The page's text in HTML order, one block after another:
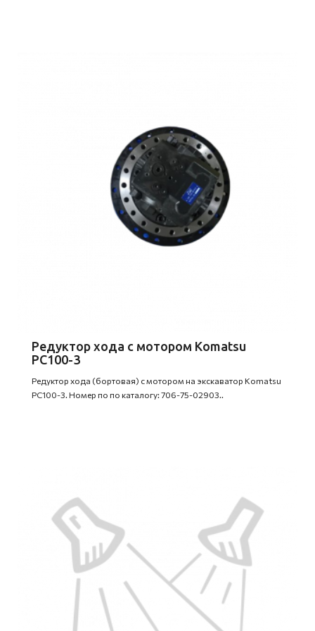
Редуктор хода c мотором Komatsu
PC100-3
Редуктор хода (бортовая) с мотором на экскаватор Komatsu
PC100-3. Номер по по каталогу: 706-75-02903..